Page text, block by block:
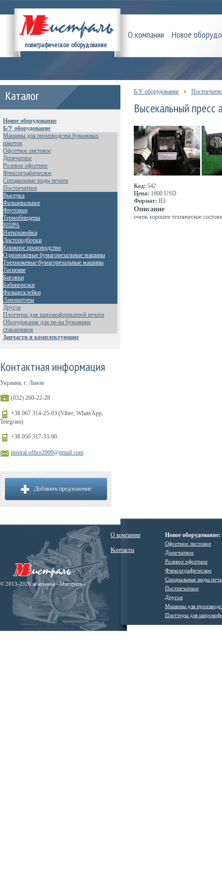
полиграфическое оборудование
О компании Новое
Каталог
Новое оборудование
Б/У оборудование
Машины для производства бумажных
пакетов
Офсетное листовое
Допечатное
Ролевое офсетное
Флексографическое
Специальные виды печати
Постпечатное
Высечка
Фальцевальное
Флутовки
Термобиндеры
ВШРА
Ниткошвейки
Листоподборки
Книжное производство
Одноножевые бумагорезальные машины
Трехножевые бумагорезальные машины
Тиснение
Биговки
Бабинорезки
Фальцесклейки
Ламинаторы
Другое
Плоттеры для широкоформатной печати
Оборудование для пр-ва бумажних
стаканчиков
Запчасти и комплектующие
Контактная информация
Украина, г. Львов
(032) 260-22-28
+38 067 314-25-03 (Viber, WhatsApp,
Telegram)
+38 050 317-33-90
mistral.office2000@gmail.com
Добавить предложение
Б/У оборудование
Высекальный
Код: 542
Цена: 1600 USD
Формат: В3
Описание
очень хорошее техническое
© 2013-2026 компания «Мистраль»
О компании
Контакты
Новое оборудование:
Офсетное листовое
Допечатное
Ролевое офсетное
Флексографическое
Специальные виды
Постпечатное
Другое
Машины для
Плоттеры для